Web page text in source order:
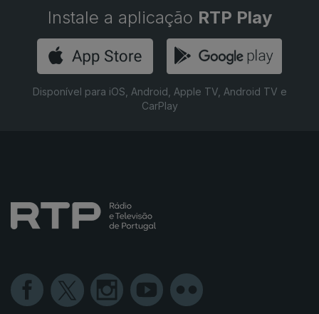
Instale a aplicação RTP Play
Disponível para iOS, Android, Apple TV, Android TV e
CarPlay